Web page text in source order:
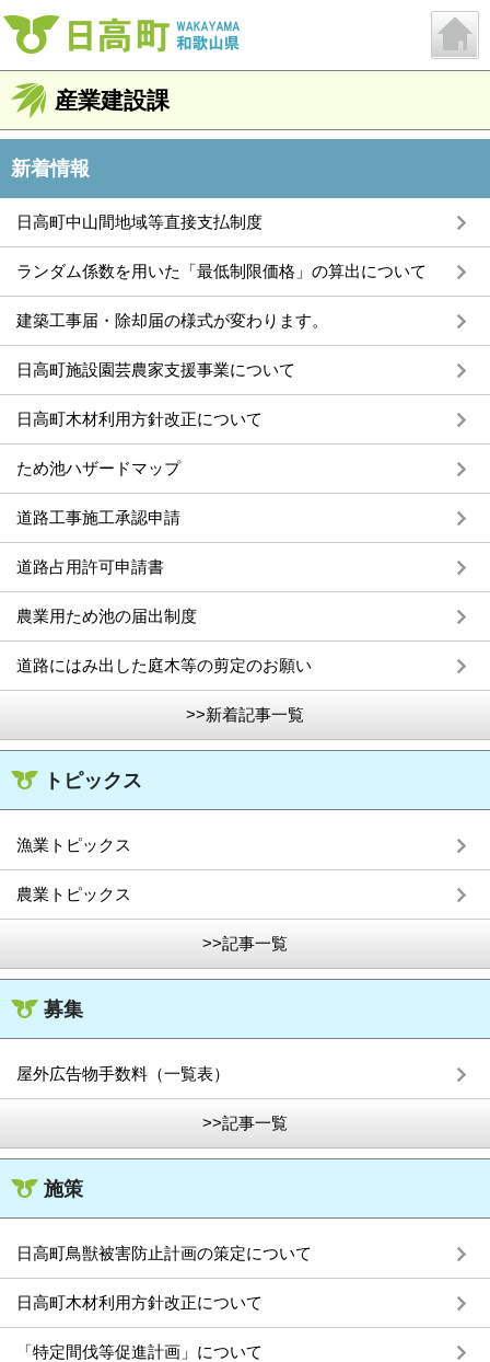
産業建設課
新着情報
日高町中山間地域等直接支払制度
ランダム係数を用いた「最低制限価格」の算出について
建築工事届・除却届の様式が変わります。
日高町施設園芸農家支援事業について
日高町木材利用方針改正について
ため池ハザードマップ
道路工事施工承認申請
道路占用許可申請書
農業用ため池の届出制度
道路にはみ出した庭木等の剪定のお願い
>>新着記事一覧
トピックス
漁業トピックス
農業トピックス
>>記事一覧
募集
屋外広告物手数料（一覧表）
>>記事一覧
施策
日高町鳥獣被害防止計画の策定について
日高町木材利用方針改正について
「特定間伐等促進計画」について